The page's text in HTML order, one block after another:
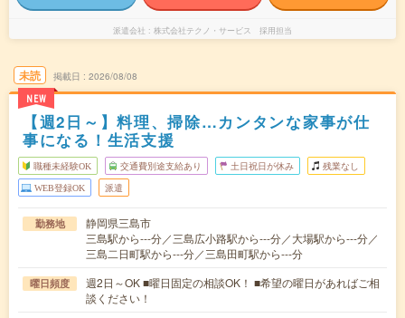
派遣会社 株式会社テクノ・サービス 採用担当
未読
NEW
掲載日 2026/08/08
【週2日～】料理、掃除…カンタンな家事が仕
事になる！生活支援
職種未経験OK 交通費別途支給あり 土日祝日が休み 残業なし
WEB登録OK 派遣
勤務地
静岡県三島市
三島駅から---分／三島広小路駅から---分／大場駅から---分／
三島二日町駅から---分／三島田町駅から---分
曜日頻度
週2日～OK ■曜日固定の相談OK！ ■希望の曜日があればご相
談ください！